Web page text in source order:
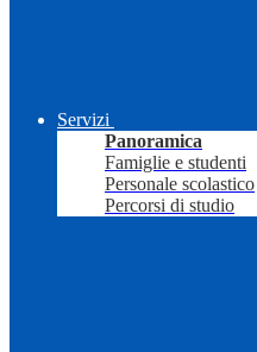
Servizi
Panoramica
Famiglie e studenti
Personale scolastico
Percorsi di studio